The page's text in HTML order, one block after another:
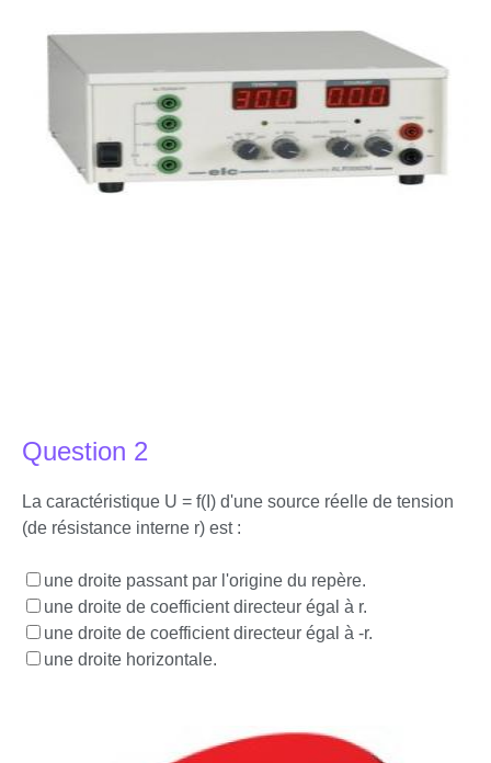
Question 2
La caractéristique U = f(I) d'une source réelle de tension
(de résistance interne r) est :
une droite passant par l'origine du repère.
une droite de coefficient directeur égal à r.
une droite de coefficient directeur égal à -r.
une droite horizontale.